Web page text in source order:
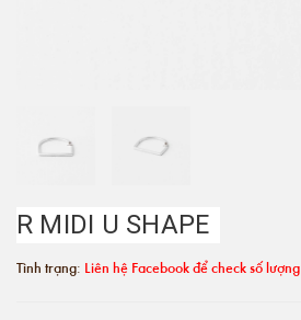
R MIDI U SHAPE
Tình trạng: Liên hệ Facebook để check số lượng